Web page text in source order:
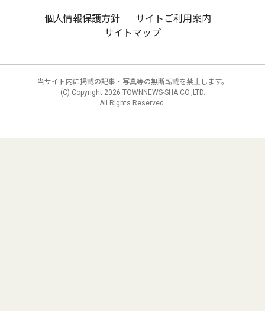
個人情報保護方針
サイトご利用案内
サイトマップ
当サイト内に掲載の記事・写真等の無断転載を禁止します。
(C) Copyright 2026 TOWNNEWS-SHA CO.,LTD.
All Rights Reserved.